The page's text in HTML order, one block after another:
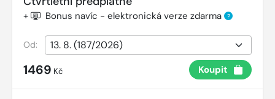
+ Bonus navíc - elektronická verze zdarma ?
Od:
1469 Kč Koupit